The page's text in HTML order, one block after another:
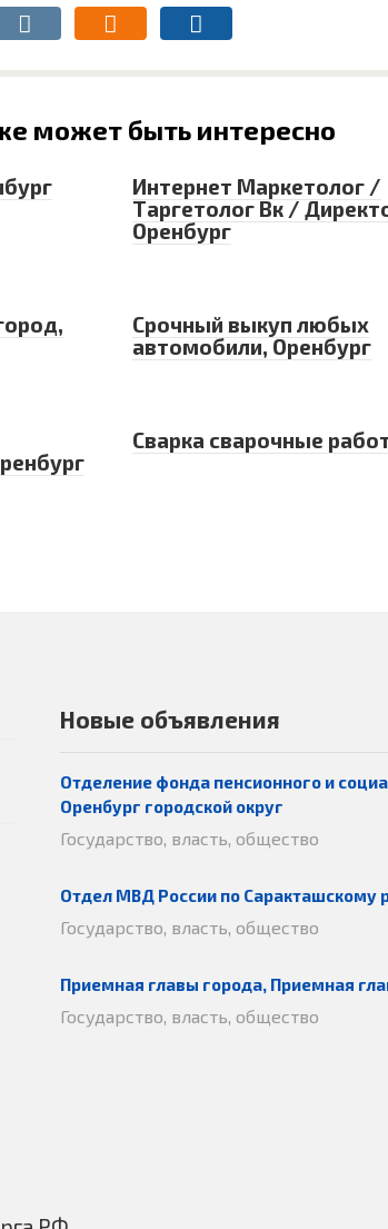
может быть интересно
Интернет Маркетолог /
Таргетолог Вк /
Оренбург
Срочный выкуп любых
автомобили, Оренбург
Сварка сварочные
Новые объявления
Отделение фонда пенсионного и
Оренбург городской округ
Государство, власть, общество
Отдел МВД России по Саракташскому
Государство, власть, общество
Приемная главы города, Приемная
Государство, власть, общество